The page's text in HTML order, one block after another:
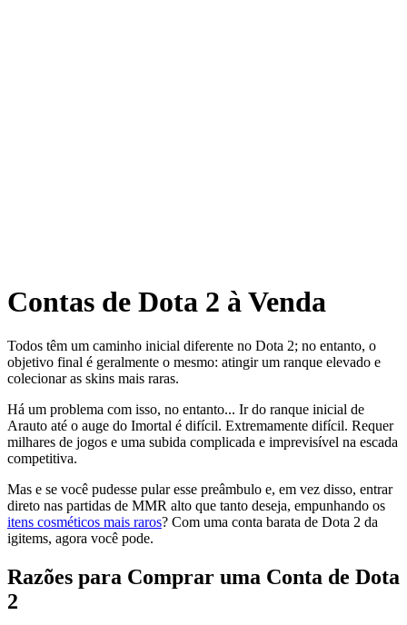
Contas de Dota 2 à Venda
Todos têm um caminho inicial diferente no Dota 2; no entanto, o
objetivo final é geralmente o mesmo: atingir um ranque elevado e
colecionar as skins mais raras.
Há um problema com isso, no entanto... Ir do ranque inicial de
Arauto até o auge do Imortal é difícil. Extremamente difícil. Requer
milhares de jogos e uma subida complicada e imprevisível na escada
competitiva.
Mas e se você pudesse pular esse preâmbulo e, em vez disso, entrar
direto nas partidas de MMR alto que tanto deseja, empunhando os
itens cosméticos mais raros? Com uma conta barata de Dota 2 da
igitems, agora você pode.
Razões para Comprar uma Conta de Dota
2